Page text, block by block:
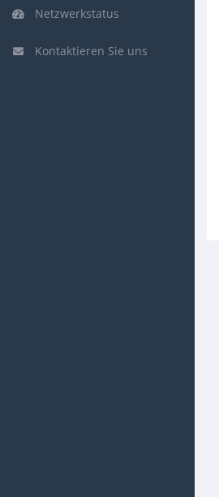
Netzwerkstatus
Kontaktieren Sie uns